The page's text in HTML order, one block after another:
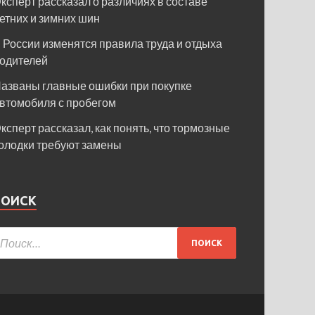
и зимних шин
России изменятся правила труда и отдыха
главные ошибки при покупке
с пробегом
рассказал, как понять, что тормозные
требуют замены